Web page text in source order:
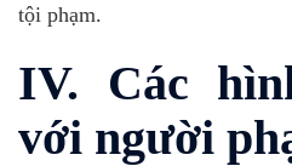
tội phạm.
IV. Các
với người